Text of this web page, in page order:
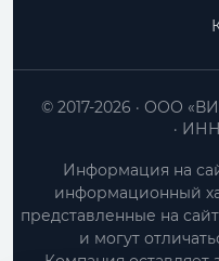
ООО
ИНН
© 2017-2026
Информация на
информационный
представленные на
и могут